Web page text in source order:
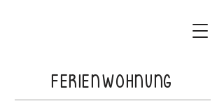
FERIENWOHNUNG